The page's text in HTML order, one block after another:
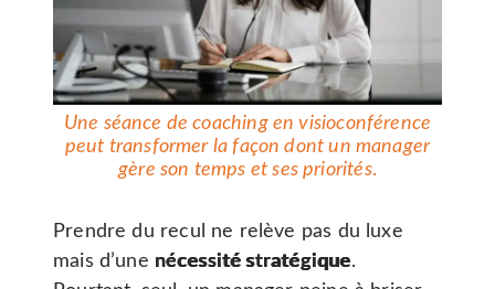
Une séance de coaching en visioconférence
peut transformer la façon dont un manager
gère son temps et ses priorités.
Prendre du recul ne relève pas du luxe
mais d’une nécessité stratégique.